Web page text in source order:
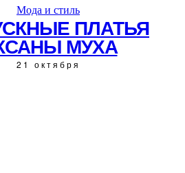
Мода и стиль
ПЛАТЬЯ
МУХА
21 октября